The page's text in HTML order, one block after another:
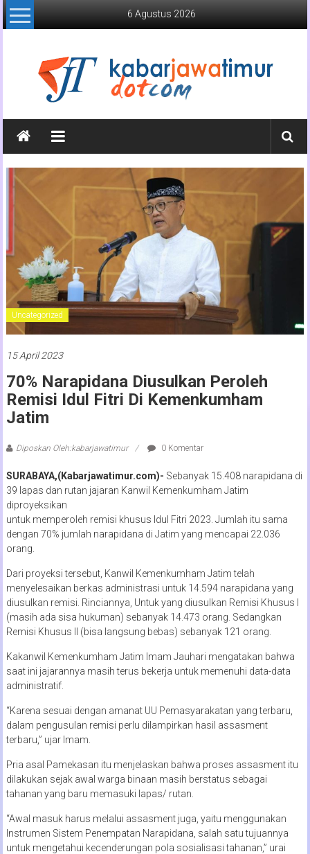
Lompat
ke
6 Agustus 2026
Kabar
Jawa
Timur
Media
Timur
Uncategorized
15 April 2023
70% Narapidana Diusulkan Peroleh
Remisi Idul Fitri Di Kemenkumham
Jatim
Diposkan Oleh:kabarjawatimur 0 Komentar
SURABAYA,(Kabarjawatimur.com)- Sebanyak 15.408 narapidana di
39 lapas dan rutan jajaran Kanwil Kemenkumham Jatim
diproyeksikan
untuk memperoleh remisi khusus Idul Fitri 2023. Jumlah itu sama
dengan 70% jumlah narapidana di Jatim yang mencapai 22.036
orang.
Dari proyeksi tersebut, Kanwil Kemenkumham Jatim telah
menyelesaikan berkas administrasi untuk 14.594 narapidana yang
diusulkan remisi. Rinciannya, Untuk yang diusulkan Remisi Khusus I
(masih ada sisa hukuman) sebanyak 14.473 orang. Sedangkan
Remisi Khusus II (bisa langsung bebas) sebanyak 121 orang.
Kakanwil Kemenkumham Jatim Imam Jauhari mengatakan bahwa
saat ini jajarannya masih terus bekerja untuk memenuhi data-data
administratif.
“Karena sesuai dengan amanat UU Pemasyarakatan yang terbaru,
dalam pengusulan remisi perlu dilampirkan hasil assasment
terbaru,” ujar Imam.
Pria asal Pamekasan itu menjelaskan bahwa proses assasment itu
dilakukan sejak awal warga binaan masih berstatus sebagai
tahanan yang baru memasuki lapas/ rutan.
“Awal masuk harus melalui assasment juga, yaitu menggunakan
Instrumen Sistem Penempatan Narapidana, salah satu tujuannya
untuk mengetahui kecenderungan pola sosialisasi tahanan,” urai